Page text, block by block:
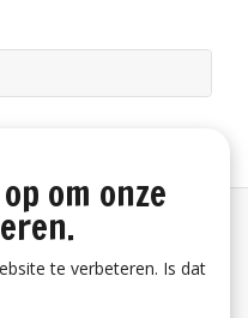
om onze
te verbeteren. Is dat